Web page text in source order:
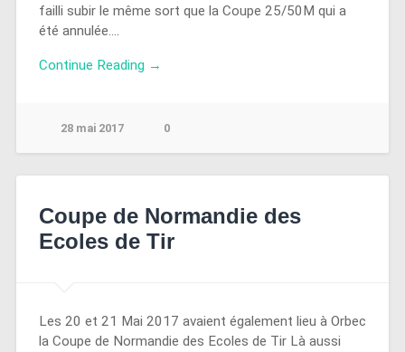
failli subir le même sort que la Coupe 25/50M qui a
été annulée….
Continue Reading →
28 mai 2017 0
Coupe de Normandie des
Ecoles de Tir
Les 20 et 21 Mai 2017 avaient également lieu à Orbec
la Coupe de Normandie des Ecoles de Tir Là aussi